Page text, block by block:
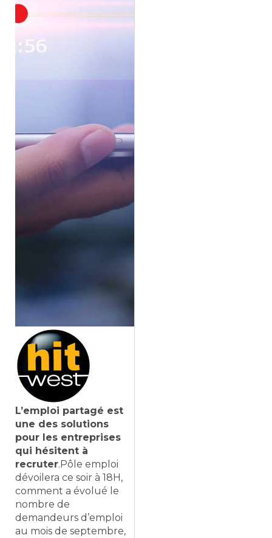
L’emploi partagé est
une des solutions
pour les entreprises
qui hésitent à
recruter.Pôle emploi
dévoilera ce soir à 18H,
comment a évolué le
nombre de
demandeurs d’emploi
au mois de septembre,